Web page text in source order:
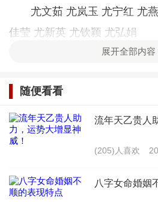
尤文茹 尤岚玉 尤宁红 尤
佳莹 尤新英 尤钦颖 尤弘娟
富红 尤娅黛 尤娅伊 尤妍懿
测试名字事业成功吗?
姓名测试宝宝未来财富
生辰八字给孩子取名
展开全部内容
随便看看
流年天乙贵人
(205)人喜欢
八字女命婚姻